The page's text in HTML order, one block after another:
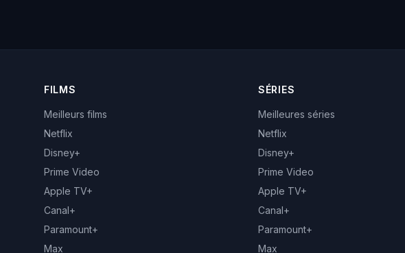
FILMS
Meilleurs films
Netflix
Disney+
Prime Video
Apple TV+
Canal+
Paramount+
Max
SÉRIES
Meilleures séries
Netflix
Disney+
Prime Video
Apple TV+
Canal+
Paramount+
Max